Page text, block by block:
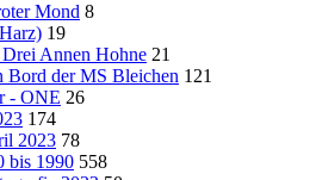
Mond 8
19
Annen Hohne 21
Bord der MS Bleichen 121
- ONE 26
174
2023 78
bis 1990 558